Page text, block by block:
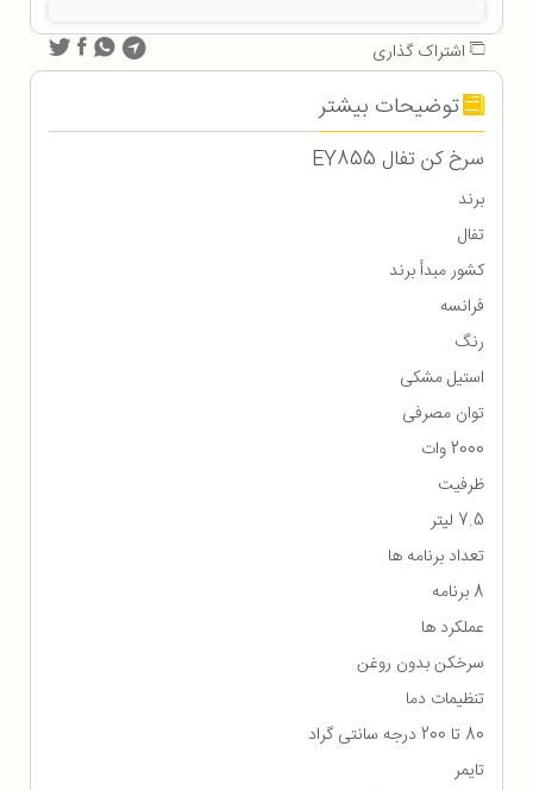
اشتراک گذاری
توضیحات بیشتر
سرخ کن تفال EY855
برند
تفال
کشور مبدأ برند
فرانسه
رنگ
استیل مشکی
توان مصرفی
2000 وات
ظرفیت
7.5 لیتر
تعداد برنامه ها
8 برنامه
عملکرد ها
سرخکن بدون روغن
تنظیمات دما
80 تا 200 درجه سانتی گراد
تایمر